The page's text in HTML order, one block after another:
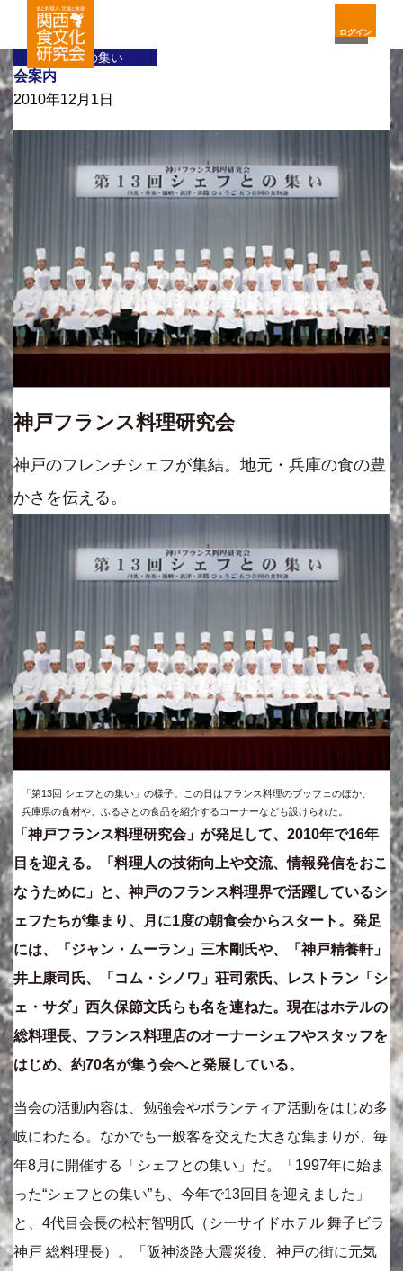
ログイン
料理人の集い
会案内
2010年12月1日
神戸フランス料理研究会
神戸のフレンチシェフが集結。地元・兵庫の食の豊
かさを伝える。
「第13回 シェフとの集い」の様子。この日はフランス料理のブッフェのほか、
兵庫県の食材や、ふるさとの食品を紹介するコーナーなども設けられた。
「神戸フランス料理研究会」が発足して、2010年で16年
目を迎える。「料理人の技術向上や交流、情報発信をおこ
なうために」と、神戸のフランス料理界で活躍しているシ
ェフたちが集まり、月に1度の朝食会からスタート。発足
には、「ジャン・ムーラン」三木剛氏や、「神戸精養軒」
井上康司氏、「コム・シノワ」荘司索氏、レストラン「シ
ェ・サダ」西久保節文氏らも名を連ねた。現在はホテルの
総料理長、フランス料理店のオーナーシェフやスタッフを
はじめ、約70名が集う会へと発展している。
当会の活動内容は、勉強会やボランティア活動をはじめ多
岐にわたる。なかでも一般客を交えた大きな集まりが、毎
年8月に開催する「シェフとの集い」だ。「1997年に始ま
った“シェフとの集い”も、今年で13回目を迎えました」
と、4代目会長の松村智明氏（シーサイドホテル 舞子ビラ
神戸 総料理長）。「阪神淡路大震災後、神戸の街に元気